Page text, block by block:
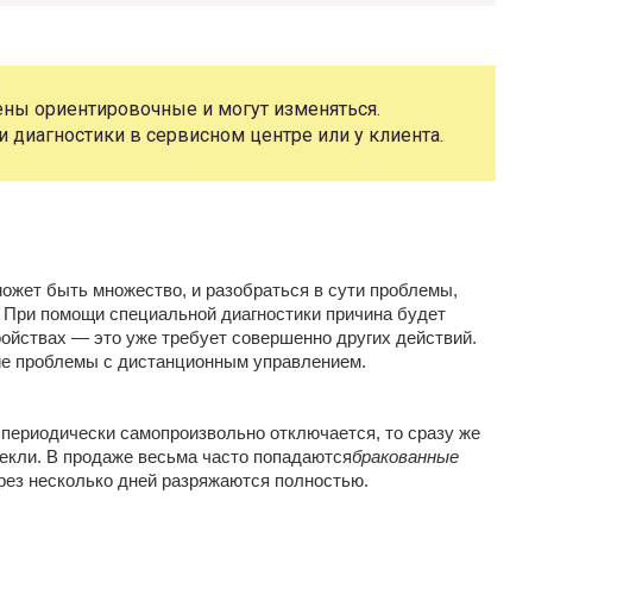
ориентировочные и могут изменяться.
диагностики в сервисном центре или у клиента.
быть множество, и разобраться в сути проблемы,
помощи специальной диагностики причина будет
— это уже требует совершенно других действий.
с дистанционным управлением.
самопроизвольно отключается, то сразу же
В продаже весьма часто попадаютсябракованные
несколько дней разряжаются полностью.